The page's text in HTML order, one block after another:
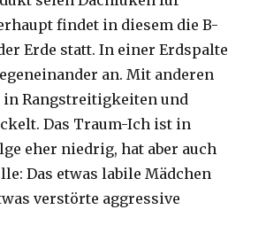
findet in diesem die B-
Erde statt. In einer Erdspalte
an. Mit anderen
in Rangstreitigkeiten und
Das Traum-Ich ist in
eher niedrig, hat aber auch
Das etwas labile Mädchen
verstörte aggressive